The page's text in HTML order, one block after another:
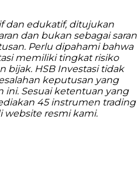
dan edukatif, ditujukan
dan bukan sebagai saran
Perlu dipahami bahwa
memiliki tingkat risiko
bijak. HSB Investasi tidak
keputusan yang
Sesuai ketentuan yang
45 instrumen trading
website resmi kami.